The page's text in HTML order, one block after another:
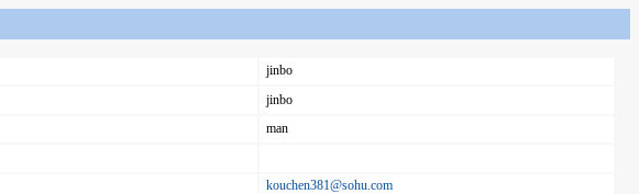
jinbo
jinbo
man
kouchen381@sohu.com